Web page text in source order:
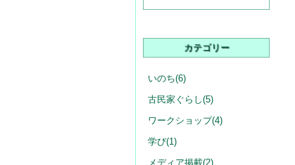
カテゴリー
いのち(6)
古民家ぐらし(5)
ワークショップ(4)
学び(1)
メディア掲載(2)